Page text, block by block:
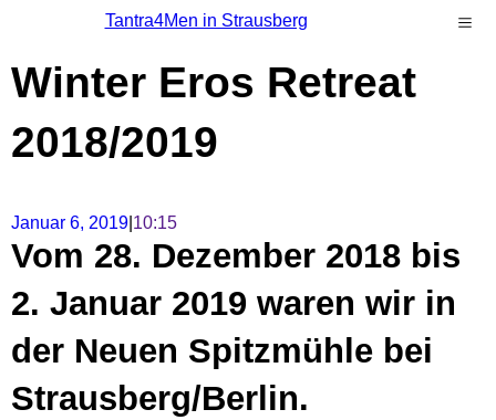
Tantra4Men in Strausberg
Winter Eros Retreat
2018/2019
Januar 6, 2019 10:15
Vom 28. Dezember 2018 bis
2. Januar 2019 waren wir in
der Neuen Spitzmühle bei
Strausberg/Berlin.